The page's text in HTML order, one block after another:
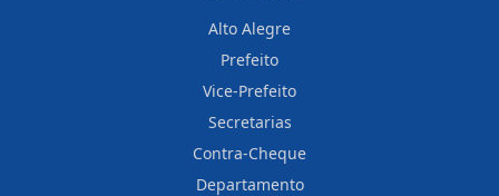
Alto Alegre
Prefeito
Vice-Prefeito
Secretarias
Contra-Cheque
Departamento